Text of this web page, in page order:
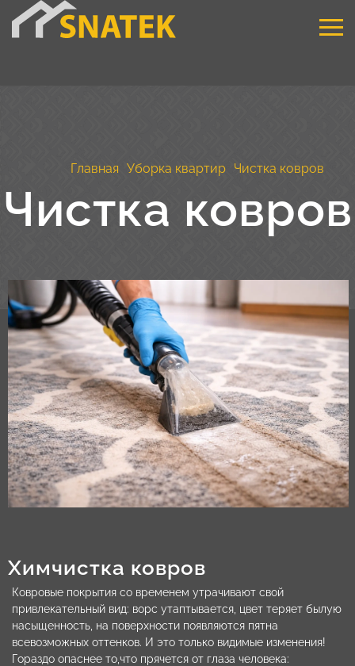
Главная Уборка квартир Чистка ковров
Чистка ковров
Химчистка ковров
Ковровые покрытия со временем утрачивают свой
привлекательный вид: ворс утаптывается, цвет теряет былую
насыщенность, на поверхности появляются пятна
всевозможных оттенков. И это только видимые изменения!
Гораздо опаснее то,что прячется от глаза человека: